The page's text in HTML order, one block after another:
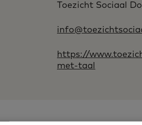
Toezicht Sociaal
https://
met-taal